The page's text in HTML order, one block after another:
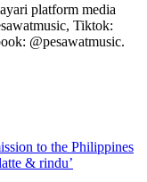
platform media
Tiktok:
@pesawatmusic.
to the Philippines
& rindu’